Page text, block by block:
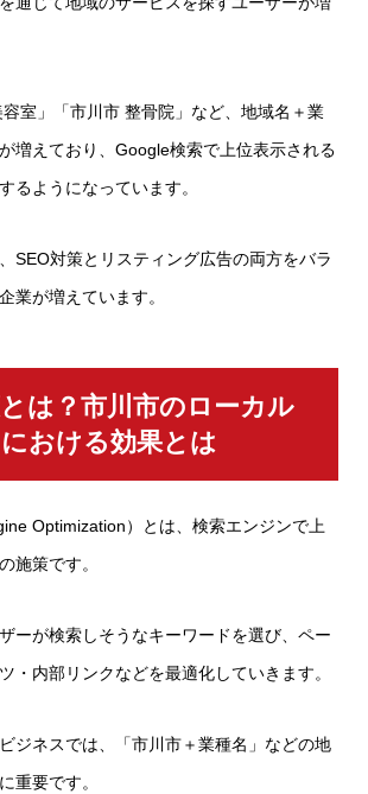
室」「市川市 整骨院」など、地域名＋業
増えており、Google検索で上位表示される
るようになっています。
SEO対策とリスティング広告の両方をバラ
業が増えています。
は？市川市のローカル
おける効果とは
Optimization）とは、検索エンジンで上
施策です。
ーが検索しそうなキーワードを選び、ペー
・内部リンクなどを最適化していきます。
ジネスでは、「市川市＋業種名」などの地
重要です。